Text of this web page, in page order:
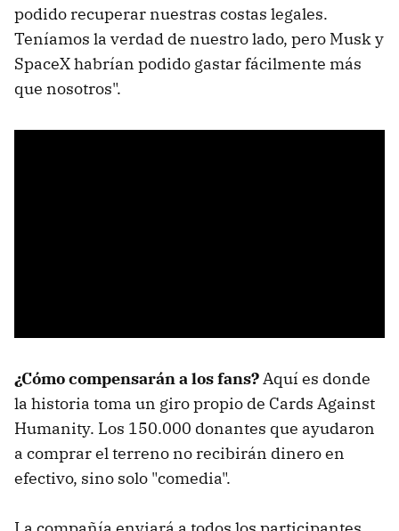
podido recuperar nuestras costas legales.
Teníamos la verdad de nuestro lado, pero Musk y
SpaceX habrían podido gastar fácilmente más
que nosotros".
¿Cómo compensarán a los fans?Aquí es donde
la historia toma un giro propio de Cards Against
Humanity. Los 150.000 donantes que ayudaron
a comprar el terreno no recibirán dinero en
efectivo, sino solo "comedia".